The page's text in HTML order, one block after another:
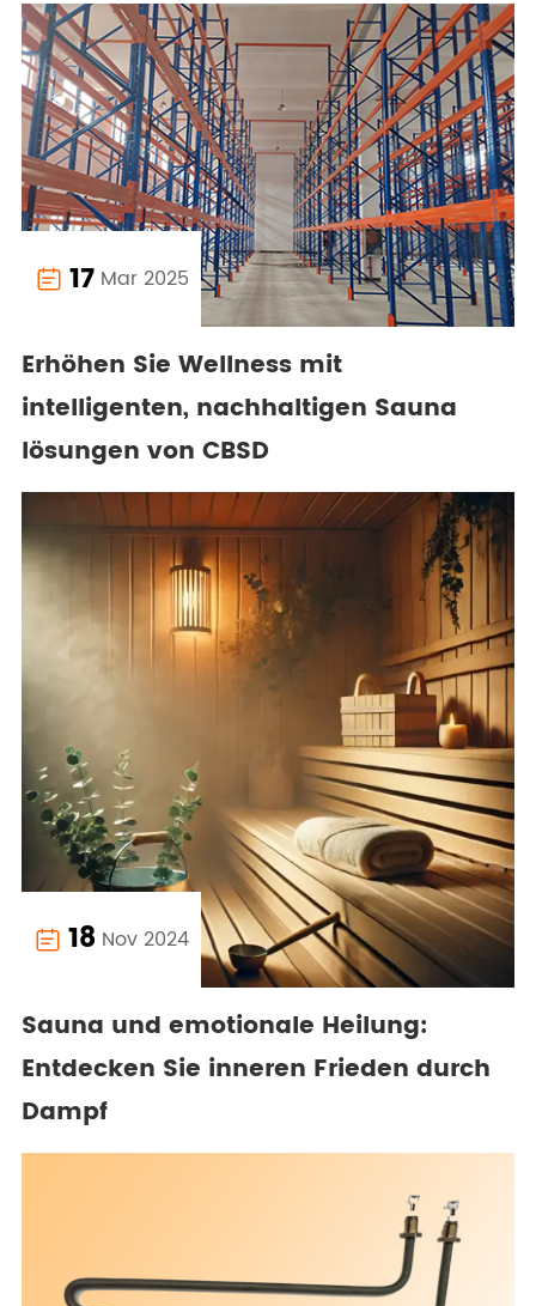
 17 Mar 2025
Erhöhen Sie Wellness mit
intelligenten, nachhaltigen Sauna
lösungen von CBSD
 18 Nov 2024
Sauna und emotionale Heilung:
Entdecken Sie inneren Frieden durch
Dampf